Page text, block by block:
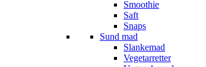
Smoothie
Saft
Snaps
Sund mad
Slankemad
Vegetarretter